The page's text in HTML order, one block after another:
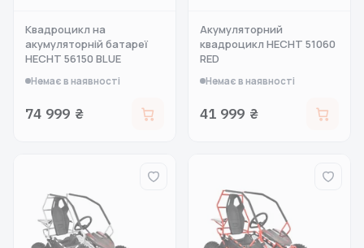
Квадроцикл на
акумуляторній батареї
HECHT 56150 BLUE
Немає в наявності
74 999 ₴
Акумуляторний
квадроцикл HECHT 51060
RED
Немає в наявності
41 999 ₴